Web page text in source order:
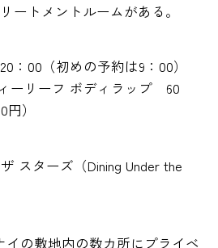
ートメントルームがある。
：00（初めの予約は9：00）
ーリーフ ボディラップ 60
）
スターズ（Dining Under the
イの敷地内の数カ所にプライベ